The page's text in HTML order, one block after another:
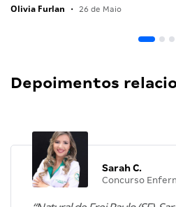
Olivia Furlan • 26 de Maio
Depoimentos
Sarah C.
Concurso